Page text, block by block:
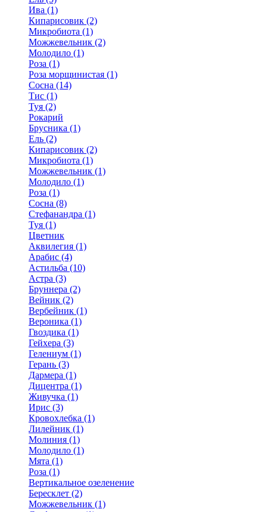
Ива (1)
Кипарисовик (2)
Микробиота (1)
Можжевельник (2)
Молодило (1)
Роза (1)
Роза морщинистая (1)
Сосна (14)
Тис (1)
Туя (2)
Рокарий
Брусника (1)
Ель (2)
Кипарисовик (2)
Микробиота (1)
Можжевельник (1)
Молодило (1)
Роза (1)
Сосна (8)
Стефанандра (1)
Туя (1)
Цветник
Аквилегия (1)
Арабис (4)
Астильба (10)
Астра (3)
Бруннера (2)
Вейник (2)
Вербейник (1)
Вероника (1)
Гвоздика (1)
Гейхера (3)
Гелениум (1)
Герань (3)
Дармера (1)
Дицентра (1)
Живучка (1)
Ирис (3)
Кровохлебка (1)
Лилейник (1)
Молиния (1)
Молодило (1)
Мята (1)
Роза (1)
Вертикальное озеленение
Бересклет (2)
Можжевельник (1)